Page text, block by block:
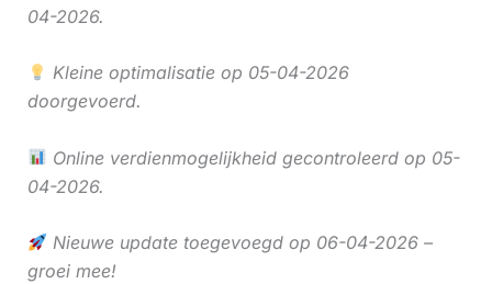
04-2026.
Kleine optimalisatie op 05-04-2026
doorgevoerd.
Online verdienmogelijkheid gecontroleerd op 05-
04-2026.
Nieuwe update toegevoegd op 06-04-2026 –
groei mee!